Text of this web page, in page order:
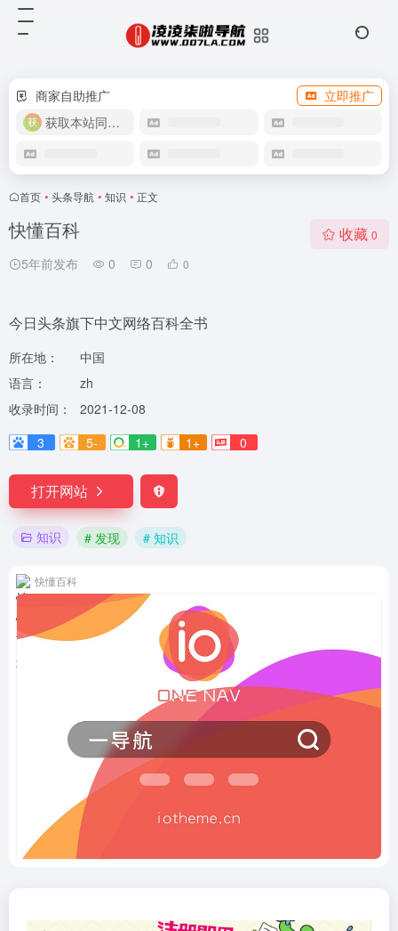
商家自助推广
立即推广
获取本站同款主题
首页 • 头条导航 • 知识 • 正文
快懂百科
5年前发布 0 0 0
收藏 0
今日头条旗下中文网络百科全书
所在地：
中国
语言：
zh
收录时间：
2021-12-08
3
5- 1+ 1+ 0
打开网站
知识 # 发现 # 知识
快懂百科